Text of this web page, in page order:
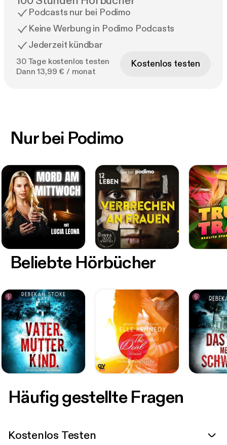
Podcasts nur bei Podimo
Keine Werbung in Podimo Podcasts
Jederzeit kündbar
30 Tage kostenlos testen
Dann 13,99 € / monat
Kostenlos testen
Nur bei Podimo
Beliebte Hörbücher
Häufig gestellte Fragen
Kostenlos Testen